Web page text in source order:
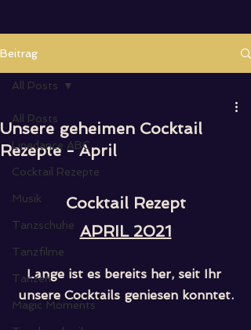
Beitrag
All Posts
Linedance ABC
Cocktail Rezepte
Musik
Tanzschuhe
Tanzfilme
Tanzen
Magic Moments
All Posts
Unsere geheimen Cocktail
Rezepte - April
Cocktail Rezept
APRIL 2021
Lange ist es bereits her, seit Ihr
unsere Cocktails geniesen konntet.